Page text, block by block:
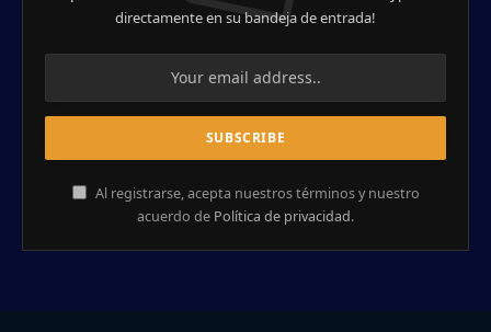
directamente en su bandeja de entrada!
Al registrarse, acepta nuestros términos y nuestro
acuerdo de Política de privacidad.